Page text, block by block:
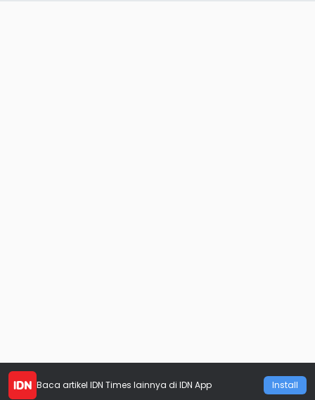
Baca artikel IDN Times lainnya di IDN App Install